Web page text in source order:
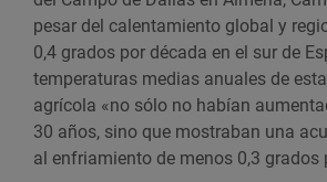
pesar del calentamiento global y
0,4 grados por década en el sur de
temperaturas medias anuales de
agrícola «no sólo no habían
30 años, sino que mostraban una
al enfriamiento de menos 0,3 grados